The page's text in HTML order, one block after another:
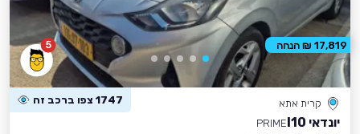
5
קרית אתא 1747 צפו ברכב זה
יונדאי I10
PRIME
17,819 ₪ הנחה